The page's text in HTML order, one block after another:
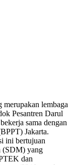
lembaga
Pesantren Darul
sama dengan
Jakarta.
ini bertujuan
(SDM) yang
dan